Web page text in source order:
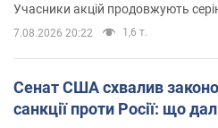
Учасники акцій продовжують
7.08.2026 20:22 1,6 т.
Сенат США схвалив
санкції проти Росії: що